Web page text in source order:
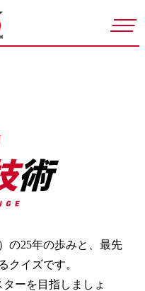
の25年の歩みと、最先
クイズです。
ーを目指しましょ